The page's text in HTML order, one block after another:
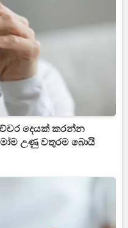
දෙයක් කරන්න
උණු වතුරම බොයි